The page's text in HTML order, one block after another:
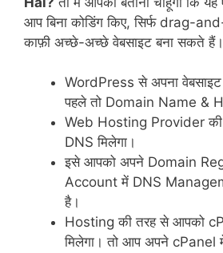
आप बिना कोडिंग किए, सिर्फ drag-
काफ़ी अच्छे-अच्छे वेबसाइट बना सकते हैं।
WordPress से अपना
पहले तो Domain Name &
Web Hosting Provider
DNS मिलेगा।
इसे आपको अपने Domain
Account में DNS
है।
Hosting की तरह से आपको
मिलेगा। तो आप अपने cPanel